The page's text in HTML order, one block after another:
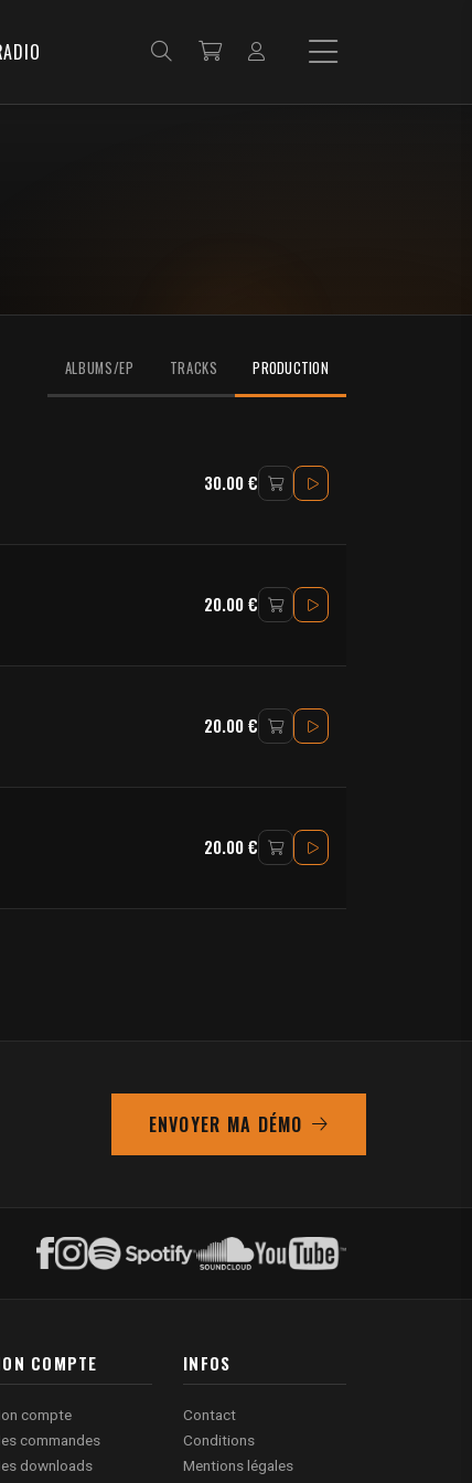
ALBUMS/EP TRACKS PRODUCTION
30.00 €
20.00 €
20.00 €
20.00 €
ENVOYER MA DÉMO
COMPTE
compte
commandes
downloads
INFOS
Contact
Conditions
Mentions légales